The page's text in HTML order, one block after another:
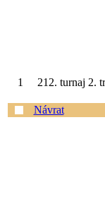
1
212. turnaj 2.
Návrat